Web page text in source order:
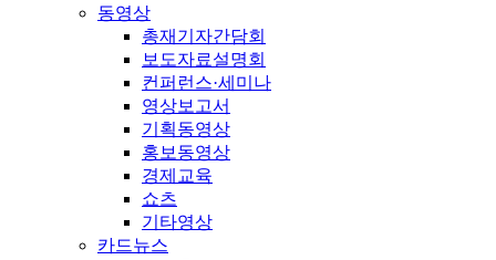
동영상
총재기자간담회
보도자료설명회
컨퍼런스·세미나
영상보고서
기획동영상
홍보동영상
경제교육
쇼츠
기타영상
카드뉴스